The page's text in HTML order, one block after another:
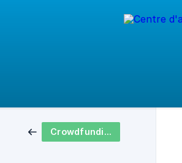
Crowdfunding inmobiliario